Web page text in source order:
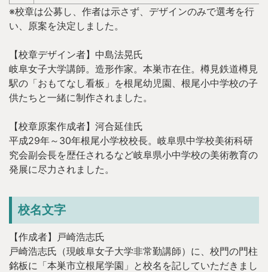
※校章は公募し、作者は示さず、デザインのみで選考を行
い、原案を決定しました。
【校章デザイン者】中島法晃氏
岐阜女子大学講師。造形作家。本巣市在住。樽見鉄道樽見
駅の「おもてなし看板」を根尾幼児園、根尾小中学校の子
供たちと一緒に制作されました。
【校章原案作成者】河合延佳氏
平成29年～30年根尾小学校校長。岐阜県中学校美術科研
究会副会長を歴任されるなど岐阜県小中学校の美術教育の
発展に尽力されました。
校名文字
【作成者】戸崎浩志氏
戸崎浩志氏（現岐阜女子大学非常勤講師）に、校門の門柱
銘板に「本巣市立根尾学園」と校名を記していただきまし